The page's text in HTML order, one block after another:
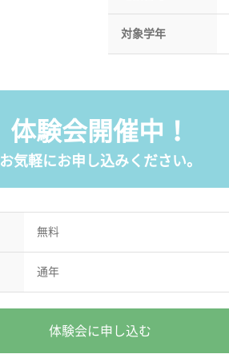
対象学年
体験会開催中！
お気軽にお申し込みください。
無料
通年
体験会に申し込む